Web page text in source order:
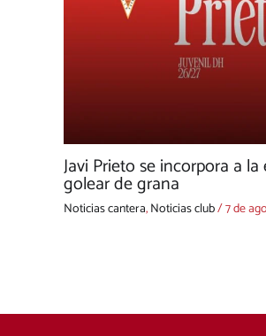
Javi Prieto se incorpora a
golear de grana
Noticias cantera,Noticias club/7 de